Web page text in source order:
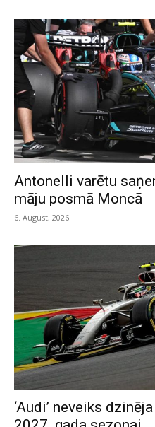
Antonelli varētu
māju posmā Moncā
6. August, 2026
‘Audi’ neveiks